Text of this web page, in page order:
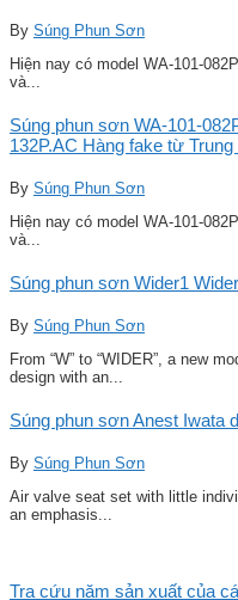
By Súng Phun Sơn
Hiện nay có model WA-101-
và...
Súng phun sơn WA-101-
132P.AC Hàng fake từ Trung
By Súng Phun Sơn
Hiện nay có model WA-101-
và...
Súng phun sơn Wider1
By Súng Phun Sơn
From “W” to “WIDER”, a new
design with an...
Súng phun sơn Anest Iwata
By Súng Phun Sơn
Air valve seat set with little
an emphasis...
Tra cứu năm sản xuất của